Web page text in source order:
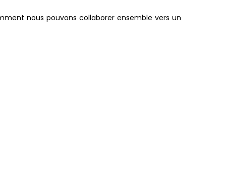
nous pouvons collaborer ensemble vers un